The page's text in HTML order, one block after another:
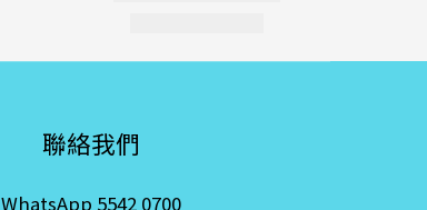
聯絡我們
WhatsApp 5542 0700